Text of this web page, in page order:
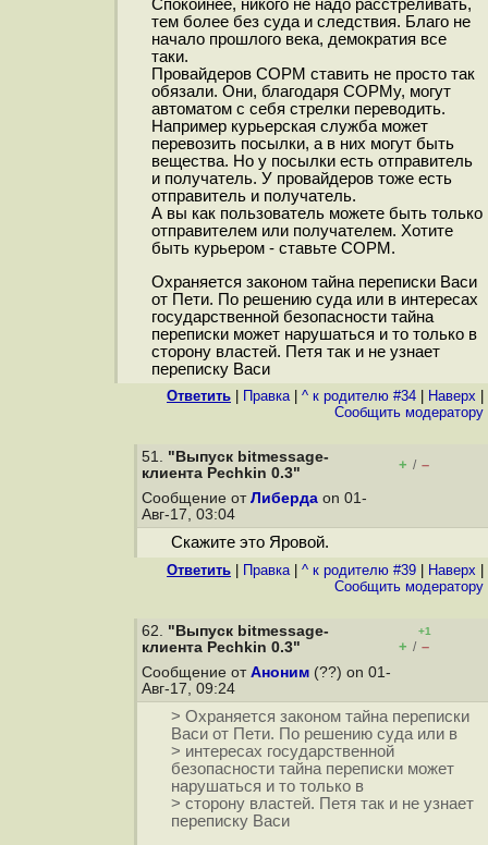
Спокойнее, никого не надо расстреливать,
тем более без суда и следствия. Благо не
начало прошлого века, демократия все
таки.
Провайдеров СОРМ ставить не просто так
обязали. Они, благодаря СОРМу, могут
автоматом с себя стрелки переводить.
Например курьерская служба может
перевозить посылки, а в них могут быть
вещества. Но у посылки есть отправитель
и получатель. У провайдеров тоже есть
отправитель и получатель.
А вы как пользователь можете быть только
отправителем или получателем. Хотите
быть курьером - ставьте СОРМ.
Охраняется законом тайна переписки Васи
от Пети. По решению суда или в интересах
государственной безопасности тайна
переписки может нарушаться и то только в
сторону властей. Петя так и не узнает
переписку Васи
Ответить Правка| ^ к родителю #34 Наверх
Cообщить модератору
51. "Выпуск bitmessage-
клиента Pechkin 0.3"
+ / –
Сообщение от Либерда on 01-
Авг-17, 03:04
Скажите это Яровой.
Ответить Правка| ^ к родителю #39 Наверх
Cообщить модератору
62. "Выпуск bitmessage-
клиента Pechkin 0.3"
+1
+ / –
Сообщение от Аноним (??) on 01-
Авг-17, 09:24
> Охраняется законом тайна переписки
Васи от Пети. По решению суда или в
> интересах государственной
безопасности тайна переписки может
нарушаться и то только в
> сторону властей. Петя так и не узнает
переписку Васи